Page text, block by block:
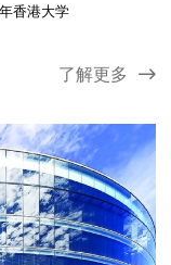
香港大学
了解更多